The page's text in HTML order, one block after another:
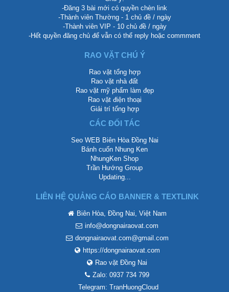
-Đăng 3 bài mới có quyền chèn link
-Thành viên Thường - 1 chủ đề / ngày
-Thành viên VIP - 10 chủ đề / ngày
-Hết quyền đăng chủ để vẫn có thể reply hoặc commment
RAO VẶT CHÚ Ý
Rao vặt tổng hợp
Rao vặt nhà đất
Rao vặt mỹ phẩm làm đẹp
Rao vặt điện thoại
Giải trí tổng hợp
CÁC ĐỐI TÁC
Seo WEB Biên Hòa Đồng Nai
Bánh cuốn Nhung Ken
NhungKen Shop
Trần Hướng Group
Updating...
LIÊN HỆ QUẢNG CÁO BANNER & TEXTLINK
Biên Hòa, Đồng Nai, Việt Nam
info@dongnairaovat.com
dongnairaovat.com@gmail.com
https://dongnairaovat.com
Rao vặt Đồng Nai
Zalo: 0937 734 799
Telegram: TranHuongCloud